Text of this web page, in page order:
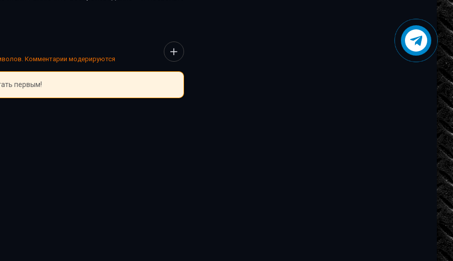
Комментарии модерируются
первым!